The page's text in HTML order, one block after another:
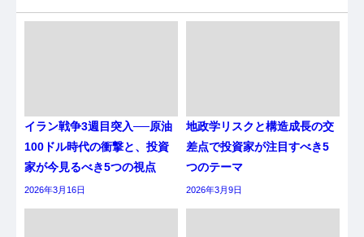
イラン戦争3週目突入──原油
100ドル時代の衝撃と、投資
家が今見るべき5つの視点
2026年3月16日
地政学リスクと構造成長の交
差点で投資家が注目すべき5
つのテーマ
2026年3月9日